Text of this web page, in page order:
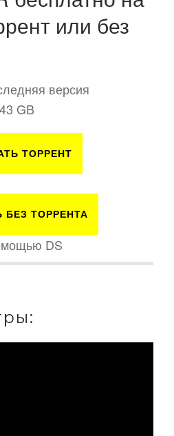
или без
версия
GB
ТОРРЕНТ
БЕЗ ТОРРЕНТА
DS